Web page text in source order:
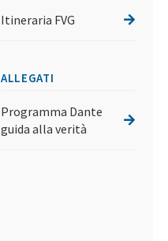
Itineraria FVG
ALLEGATI
Programma Dante
guida alla verità